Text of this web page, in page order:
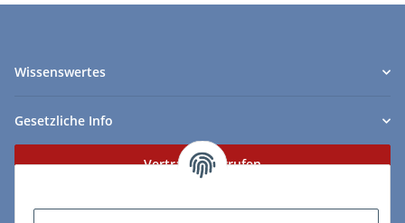
Wissenswertes
Gesetzliche Info
Vertrag widerrufen